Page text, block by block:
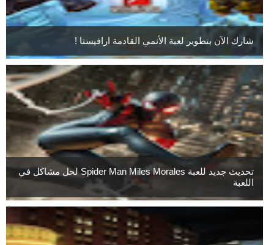
شارك الآن بتطوير لعبة الأنمي القادمة ارافيستا !
تحديث جديد للعبة Spider Man Miles Morales لحل مشاكل في
اللعبة